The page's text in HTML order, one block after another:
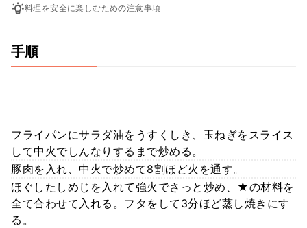
料理を安全に楽しむための注意事項
手順
フライパンにサラダ油をうすくしき、玉ねぎをスライス
して中火でしんなりするまで炒める。
豚肉を入れ、中火で炒めて8割ほど火を通す。
ほぐしたしめじを入れて強火でさっと炒め、★の材料を
全て合わせて入れる。フタをして3分ほど蒸し焼きにす
る。